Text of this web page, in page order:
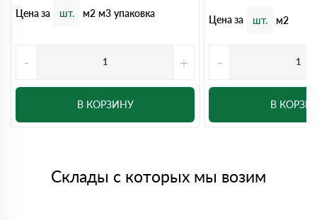
Цена за шт. м2 м3 упаковка
- +
В КОРЗИНУ
Цена за шт. м2
-
В
Склады с которых мы возим